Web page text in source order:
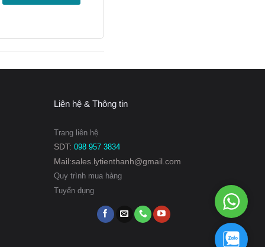
Liên hệ & Thông tin
Trang liên hệ
SDT: 098 957 3834
Mail:sales.lytienthanh@gmail.com
Quy trình mua hàng
Tuyển dụng
098
957
3834
098
957